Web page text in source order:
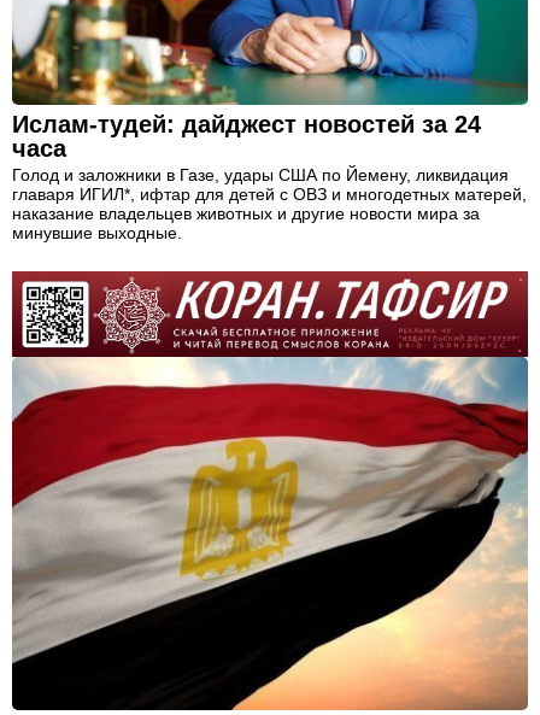
Ислам-тудей: дайджест новостей за 24
часа
Голод и заложники в Газе, удары США по Йемену, ликвидация
главаря ИГИЛ*, ифтар для детей с ОВЗ и многодетных матерей,
наказание владельцев животных и другие новости мира за
минувшие выходные.